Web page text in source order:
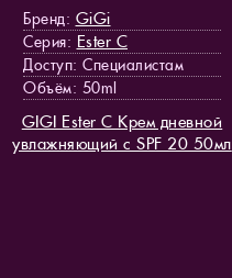
Бренд: GiGi
Серия: Ester C
Доступ: Специалистам
Объём: 50ml
GIGI Ester C Крем дневной
увлажняющий с SPF 20 50мл